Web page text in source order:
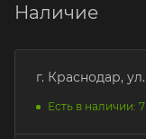
Наличие
г. Краснодар,
Есть в наличии: 7